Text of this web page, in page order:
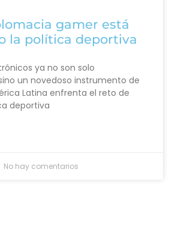
gamer está
la política deportiva
ya no son solo
un novedoso instrumento de
Latina enfrenta el reto de
deportiva
No hay comentarios